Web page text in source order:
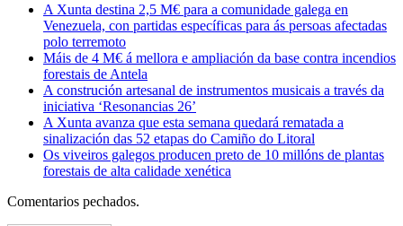
A Xunta destina 2,5 M€ para a comunidade galega en
Venezuela, con partidas específicas para ás persoas afectadas
polo terremoto
Máis de 4 M€ á mellora e ampliación da base contra incendios
forestais de Antela
A construción artesanal de instrumentos musicais a través da
iniciativa ‘Resonancias 26’
A Xunta avanza que esta semana quedará rematada a
sinalización das 52 etapas do Camiño do Litoral
Os viveiros galegos producen preto de 10 millóns de plantas
forestais de alta calidade xenética
Comentarios pechados.